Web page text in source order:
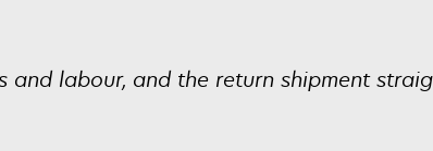
and labour, and the return shipment